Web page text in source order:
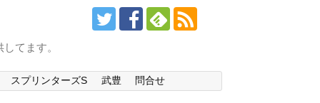
てます。
スプリンターズS 武豊 問合せ